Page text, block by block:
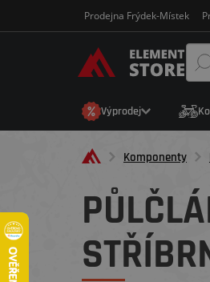
Prodejna Frýdek-Místek
Výprodej
Komponenty